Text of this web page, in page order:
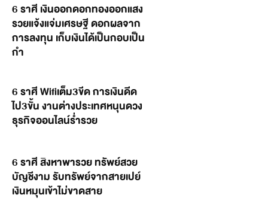
6 ราศี เงินออกดอกทองออกแสง
รวยแจ้งแจ่มเศรษฐี ดอกผลจาก
การลงทุน เก็บเงินได้เป็นกอบเป็น
กำ
6 ราศี Wifiเต็ม3ขีด การเงินดีด
ไป3ขั้น งานต่างประเทศหนุนดวง
ธุรกิจออนไลน์ร่ำรวย
6 ราศี สิงหาพารวย ทรัพย์สวย
บัญชีงาม รับทรัพย์จากสายเปย์
เงินหมุนเข้าไม่ขาดสาย